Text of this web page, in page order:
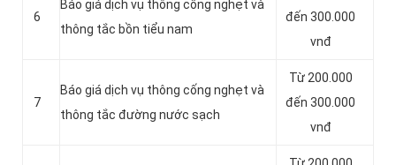
6
Báo giá dịch vụ thông cống nghẹt và
thông tắc bồn tiểu nam
đến 300.000
vnđ
7
Báo giá dịch vụ thông cống nghẹt và
thông tắc đường nước sạch
Từ 200.000
đến 300.000
vnđ